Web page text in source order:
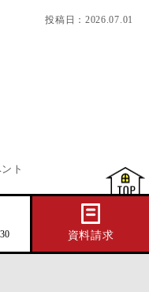
投稿日： 2026.07.01
ト
資料請求